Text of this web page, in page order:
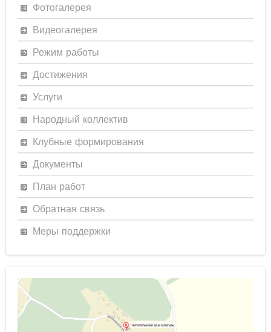
Фотогалерея
Видеогалерея
Режим работы
Достижения
Услуги
Народный коллектив
Клубные формирования
Документы
План работ
Обратная связь
Меры поддержки